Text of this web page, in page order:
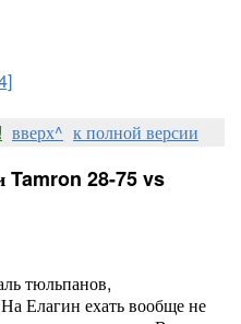
вверх^ к полной версии
Tamron 28-75 vs
тюльпанов,
Елагин ехать вообще не